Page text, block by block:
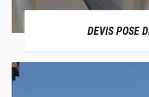
DEVIS POSE